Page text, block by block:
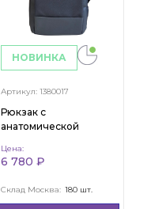
НОВИНКА
Артикул: 1380017
Рюкзак с
анатомической
черный
Цена:
6 780 ₽
Склад Москва: 180 шт.